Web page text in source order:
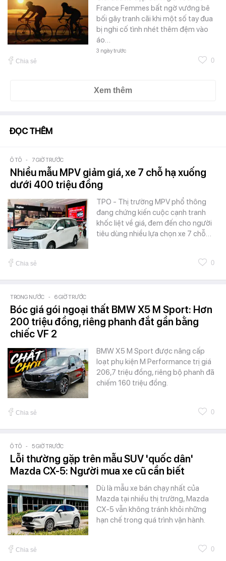
France Femmes bất ngờ vướng bê
bối gây tranh cãi khi một số tay đua
bị nghi cố tình nhét thêm đệm vào
áo…
3 ngày trước
Chia sẻ 0
Xem thêm
ĐỌC THÊM
Ô TÔ - 7 GIỜ TRƯỚC
Nhiều mẫu MPV giảm giá, xe 7 chỗ hạ xuống
dưới 400 triệu đồng
TPO - Thị trường MPV phổ thông
đang chứng kiến cuộc cạnh tranh
khốc liệt về giá, đem đến cho người
tiêu dùng nhiều lựa chọn xe 7 chỗ…
Chia sẻ 0
TRONG NƯỚC - 6 GIỜ TRƯỚC
Bóc giá gói ngoại thất BMW X5 M Sport: Hơn
200 triệu đồng, riêng phanh đắt gần bằng
chiếc VF 2
BMW X5 M Sport được nâng cấp
loạt phụ kiện M Performance trị giá
206,7 triệu đồng, riêng bộ phanh đã
chiếm 160 triệu đồng.
Chia sẻ 0
Ô TÔ - 5 GIỜ TRƯỚC
Lỗi thường gặp trên mẫu SUV 'quốc dân'
Mazda CX-5: Người mua xe cũ cần biết
Dù là mẫu xe bán chạy nhất của
Mazda tại nhiều thị trường, Mazda
CX-5 vẫn không tránh khỏi những
hạn chế trong quá trình vận hành.
Chia sẻ 0